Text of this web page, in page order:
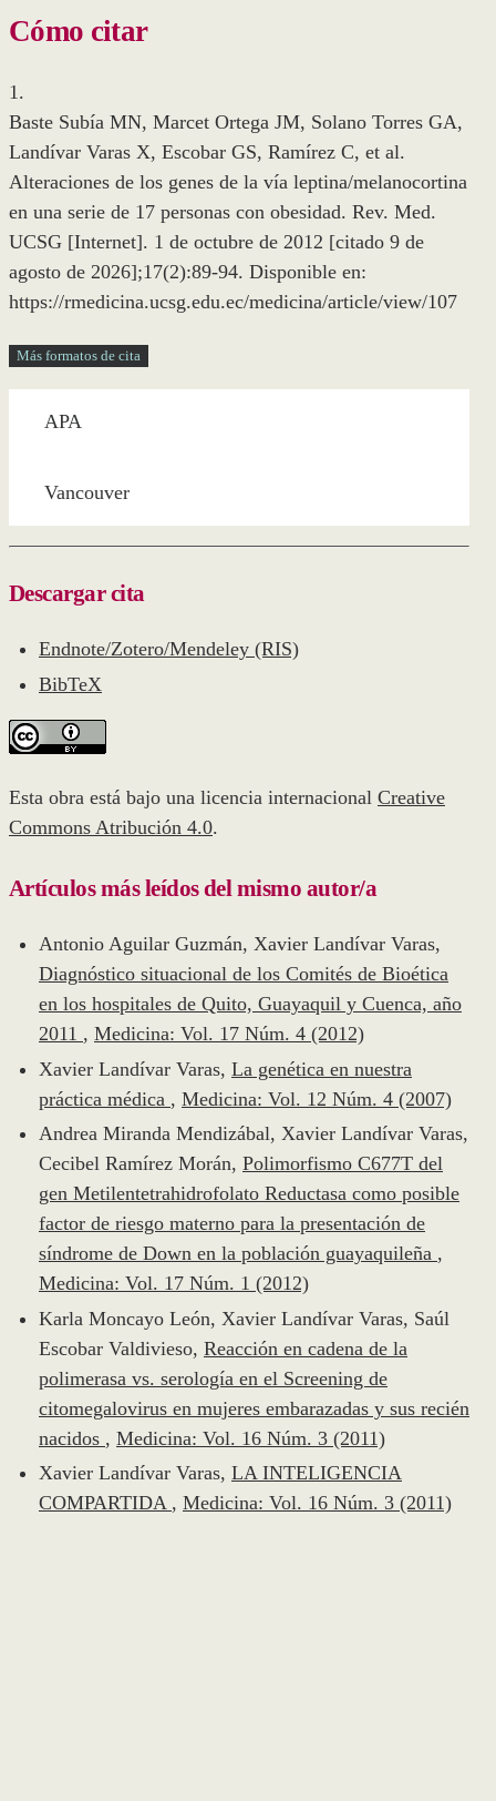
Cómo citar
1.
Baste Subía MN, Marcet Ortega JM, Solano Torres GA,
Landívar Varas X, Escobar GS, Ramírez C, et al.
Alteraciones de los genes de la vía leptina/melanocortina
en una serie de 17 personas con obesidad. Rev. Med.
UCSG [Internet]. 1 de octubre de 2012 [citado 9 de
agosto de 2026];17(2):89-94. Disponible en:
https://rmedicina.ucsg.edu.ec/medicina/article/view/107
Más formatos de cita
APA
Vancouver
Descargar cita
Endnote/Zotero/Mendeley (RIS)
BibTeX
Esta obra está bajo una licencia internacional Creative
Commons Atribución 4.0.
Artículos más leídos del mismo autor/a
Antonio Aguilar Guzmán, Xavier Landívar Varas,
Diagnóstico situacional de los Comités de Bioética
en los hospitales de Quito, Guayaquil y Cuenca, año
2011 , Medicina: Vol. 17 Núm. 4 (2012)
Xavier Landívar Varas, La genética en nuestra
práctica médica , Medicina: Vol. 12 Núm. 4 (2007)
Andrea Miranda Mendizábal, Xavier Landívar Varas,
Cecibel Ramírez Morán, Polimorfismo C677T del
gen Metilentetrahidrofolato Reductasa como posible
factor de riesgo materno para la presentación de
síndrome de Down en la población guayaquileña ,
Medicina: Vol. 17 Núm. 1 (2012)
Karla Moncayo León, Xavier Landívar Varas, Saúl
Escobar Valdivieso, Reacción en cadena de la
polimerasa vs. serología en el Screening de
citomegalovirus en mujeres embarazadas y sus recién
nacidos , Medicina: Vol. 16 Núm. 3 (2011)
Xavier Landívar Varas, LA INTELIGENCIA
COMPARTIDA , Medicina: Vol. 16 Núm. 3 (2011)